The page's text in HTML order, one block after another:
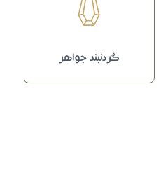
گردنبند جواهر